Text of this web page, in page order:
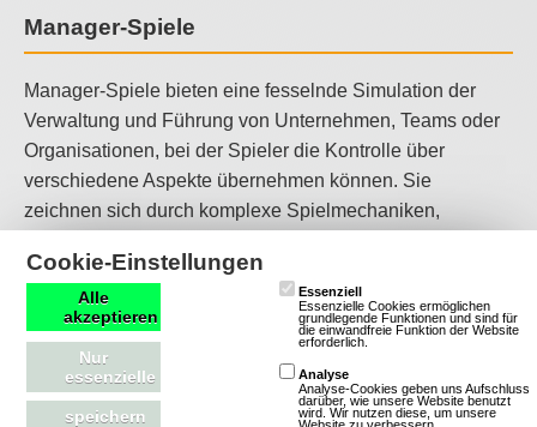
Manager-Spiele
Manager-Spiele bieten eine fesselnde Simulation der
Verwaltung und Führung von Unternehmen, Teams oder
Organisationen, bei der Spieler die Kontrolle über
verschiedene Aspekte übernehmen können. Sie
zeichnen sich durch komplexe Spielmechaniken,
Interaktionen aus, die Spieler in eine Welt voller
Möglichkeiten und Herausforderungen eintauchen
lassen. Manager-Spiele sind ideal für Spieler, die gerne
strategisch denken und komplexe Probleme lösen
möchten.
Cookie-Einstellungen
Alle
akzeptieren
Nur
essenzielle
speichern
Essenziell
Essenzielle Cookies ermöglichen
grundlegende Funktionen und sind für
die einwandfreie Funktion der Website
erforderlich.
Analyse
Analyse-Cookies geben uns Aufschluss
darüber, wie unsere Website benutzt
wird. Wir nutzen diese, um unsere